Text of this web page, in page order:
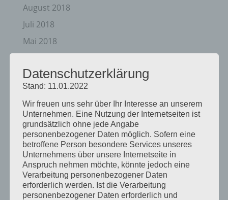
August 2018
Juli 2018
Mai 2018
August 2017
Juli 2017
Juni 2017
August 2016
Juli 2016
November 2015
September 2015
August 2015
Datenschutzerklärung
Stand: 11.01.2022
Wir freuen uns sehr über Ihr Interesse an unserem
Unternehmen. Eine Nutzung der Internetseiten ist
grundsätzlich ohne jede Angabe
personenbezogener Daten möglich. Sofern eine
betroffene Person besondere Services unseres
Unternehmens über unsere Internetseite in
Anspruch nehmen möchte, könnte jedoch eine
Verarbeitung personenbezogener Daten
erforderlich werden. Ist die Verarbeitung
personenbezogener Daten erforderlich und